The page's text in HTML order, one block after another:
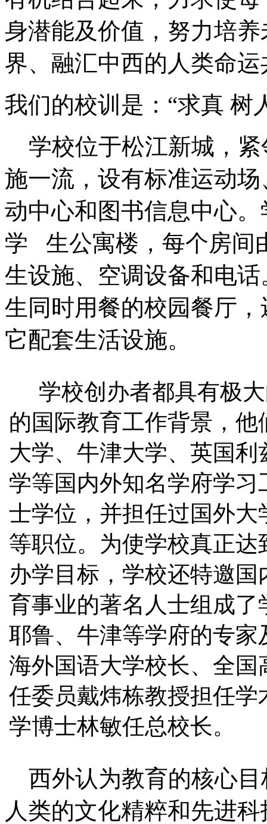
身潜能及价值，努力培
界、融汇中西的人类命
我们的校训是：“求真 树
学校位于松江新城，紧
施一流，设有标准运动
动中心和图书信息中心
学 生公寓楼，每个房间
生设施、空调设备和电
生同时用餐的校园餐厅
它配套生活设施。
学校创办者都具有极大
的国际教育工作背景，
大学、牛津大学、英国
学等国内外知名学府学
士学位，并担任过国外
等职位。为使学校真正
办学目标，学校还特邀
育事业的著名人士组成
耶鲁、牛津等学府的专
海外国语大学校长、全
任委员戴炜栋教授担任
学博士林敏任总校长。
西外认为教育的核心目
人类的文化精粹和先进